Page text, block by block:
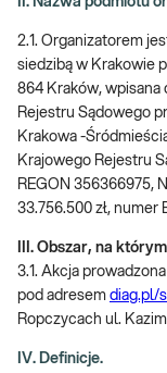
2.1. Organizatorem
siedzibą w Krakowie
864 Kraków,
Rejestru Sądowego
Krakowa -
Krajowego Rejestru
REGON 356366975,
33.756.500 zł, numer
III. Obszar, na
3.1. Akcja
pod adresem diag.pl/
Ropczycach ul.
IV. Definicje.